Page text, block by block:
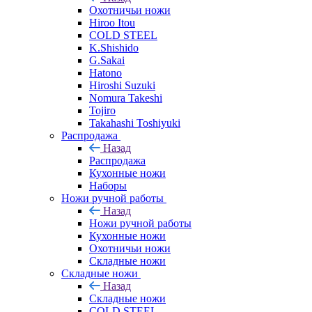
Охотничьи ножи
Hiroo Itou
COLD STEEL
K.Shishido
G.Sakai
Hatono
Hiroshi Suzuki
Nomura Takeshi
Tojiro
Takahashi Toshiyuki
Распродажа
Назад
Распродажа
Кухонные ножи
Наборы
Ножи ручной работы
Назад
Ножи ручной работы
Кухонные ножи
Охотничьи ножи
Складные ножи
Складные ножи
Назад
Складные ножи